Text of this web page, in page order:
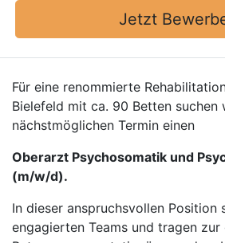
Jetzt
Für eine renommierte
Bielefeld mit ca. 90 Betten suchen
nächstmöglichen Termin einen
Oberarzt Psychosomatik und
(m/w/d).
In dieser anspruchsvollen Position
engagierten Teams und tragen